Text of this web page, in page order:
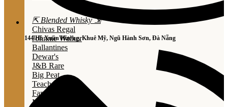
144 Hồ Xuân Hương, Khuê Mỹ, Ngũ Hành Sơn, Đà Nẵng
⇱ Blended Whisky ⇲
Chivas Regal
Johnnie Walker
Ballantines
Dewar's
J&B Rare
Big Peat
Teacher's
Famous Grouse
Monkey Shouder